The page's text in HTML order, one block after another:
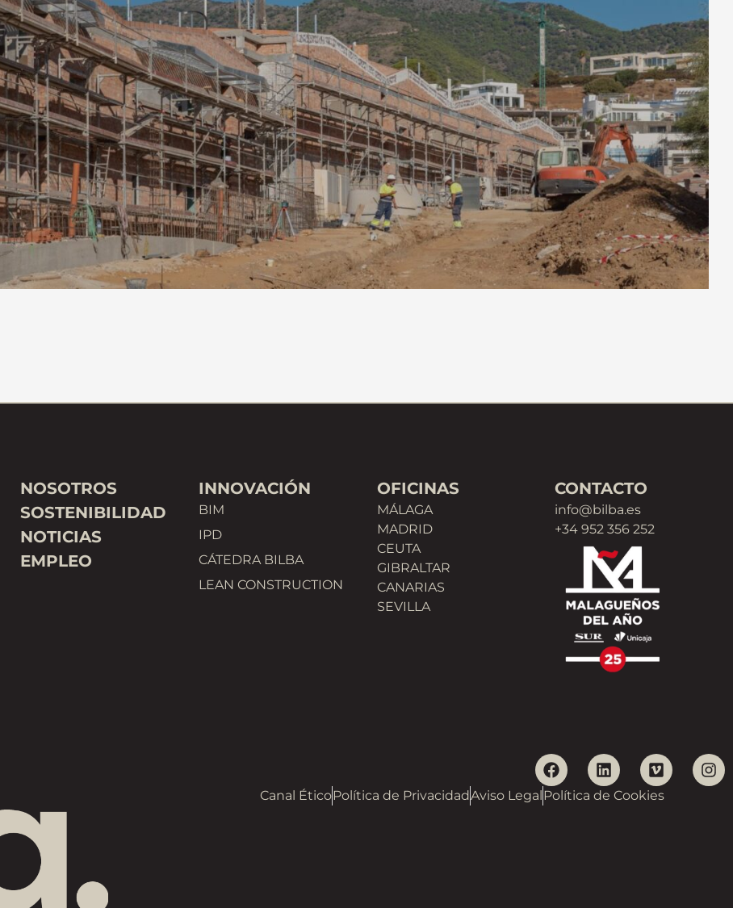
NOSOTROS
SOSTENIBILIDAD
NOTICIAS
EMPLEO
INNOVACIÓN
BIM
IPD
CÁTEDRA BILBA
LEAN CONSTRUCTION
OFICINAS
MÁLAGA
MADRID
CEUTA
GIBRALTAR
CANARIAS
SEVILLA
CONTACTO
info@bilba.es
+34 952 356 252
Canal ÉticoPolítica de PrivacidadAviso LegalPolítica de Cookies